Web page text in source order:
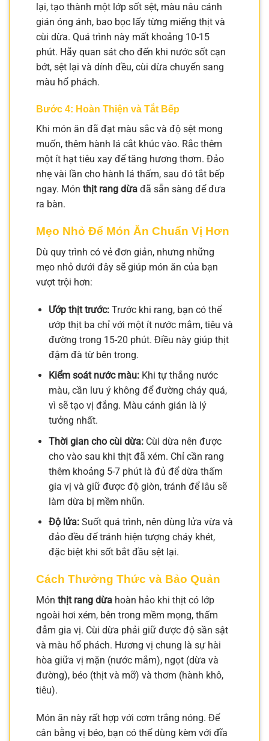
lại, tạo thành một lớp sốt sệt, màu nâu cánh
gián óng ánh, bao bọc lấy từng miếng thịt và
cùi dừa. Quá trình này mất khoảng 10-15
phút. Hãy quan sát cho đến khi nước sốt cạn
bớt, sệt lại và dính đều, cùi dừa chuyển sang
màu hổ phách.
Bước 4: Hoàn Thiện và Tắt Bếp
Khi món ăn đã đạt màu sắc và độ sệt mong
muốn, thêm hành lá cắt khúc vào. Rắc thêm
một ít hạt tiêu xay để tăng hương thơm. Đảo
nhẹ vài lần cho hành lá thấm, sau đó tắt bếp
ngay. Món thịt rang dừa đã sẵn sàng để đưa
ra bàn.
Mẹo Nhỏ Để Món Ăn Chuẩn Vị Hơn
Dù quy trình có vẻ đơn giản, nhưng những
mẹo nhỏ dưới đây sẽ giúp món ăn của bạn
vượt trội hơn:
Ướp thịt trước:Trước khi rang, bạn có thể
ướp thịt ba chỉ với một ít nước mắm, tiêu và
đường trong 15-20 phút. Điều này giúp thịt
đậm đà từ bên trong.
Kiểm soát nước màu:Khi tự thắng nước
màu, cần lưu ý không để đường cháy quá,
vì sẽ tạo vị đắng. Màu cánh gián là lý
tưởng nhất.
Thời gian cho cùi dừa:Cùi dừa nên được
cho vào sau khi thịt đã xém. Chỉ cần rang
thêm khoảng 5-7 phút là đủ để dừa thấm
gia vị và giữ được độ giòn, tránh để lâu sẽ
làm dừa bị mềm nhũn.
Độ lửa:Suốt quá trình, nên dùng lửa vừa và
đảo đều để tránh hiện tượng cháy khét,
đặc biệt khi sốt bắt đầu sệt lại.
Cách Thưởng Thức và Bảo Quản
Món thịt rang dừa hoàn hảo khi thịt có lớp
ngoài hơi xém, bên trong mềm mọng, thấm
đẫm gia vị. Cùi dừa phải giữ được độ sần sật
và màu hổ phách. Hương vị chung là sự hài
hòa giữa vị mặn (nước mắm), ngọt (dừa và
đường), béo (thịt và mỡ) và thơm (hành khô,
tiêu).
Món ăn này rất hợp với cơm trắng nóng. Để
cân bằng vị béo, bạn có thể dùng kèm với đĩa